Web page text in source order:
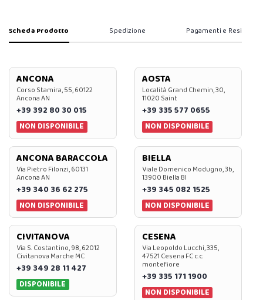
Scheda Prodotto Spedizione Pagamenti e Resi
ANCONA
Corso Stamira, 55, 60122
Ancona AN
+39 392 80 30 015
NON DISPONIBILE
AOSTA
Località Grand Chemin, 30,
11020 Saint
+39 335 577 0655
NON DISPONIBILE
ANCONA BARACCOLA
Via Pietro Filonzi, 60131
Ancona AN
+39 340 36 62 275
NON DISPONIBILE
BIELLA
Viale Domenico Modugno, 3b,
13900 Biella BI
+39 345 082 1525
NON DISPONIBILE
CIVITANOVA
Via S. Costantino, 98, 62012
Civitanova Marche MC
+39 349 28 11 427
DISPONIBILE
CESENA
Via Leopoldo Lucchi, 335,
47521 Cesena FC c.c.
montefiore
+39 335 171 1900
NON DISPONIBILE